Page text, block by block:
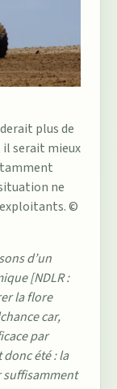
plus de
il serait mieux
ne
exploitants. ©
d’un
[NDLR :
la flore
car,
par
été : la
suffisamment